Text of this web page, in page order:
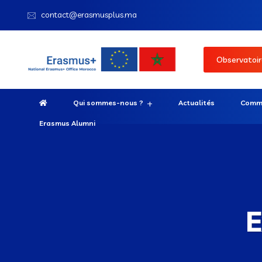
contact@erasmusplus.ma
Qui sommes-nous ? Actualités
Erasmus Alumni